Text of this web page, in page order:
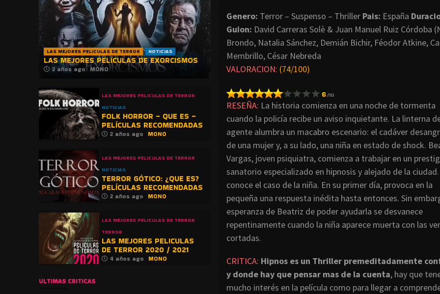
Genero: Terror – Suspenso – Thriller Pais: España
Guion: David Carreras Solè & Juan Manuel Ruiz Córdoba
Brondo, Natalia Sánchez, Demián Bichir, Féodor Atkine,
Membrillo, César Nebreda
VALORACION: (74/100)
RESEÑA: La historia comienza en una noche de tormenta
cuando la policía recibe un aviso inquietante. La linterna
agente alumbra un macabro escenario: el cadáver
de una mujer y, a su lado, una niña en estado de shock.
Vargas, joven psiquiatra, comienza a trabajar en un
sanatorio especializado en hipnosis y alejado de la
conoce el caso de la niña. En su primer día, provoca en la
pequeña una respuesta inédita hasta entonces. Sin
esperanza de Beatriz de poder ayudarla se desvanece
repentinamente cuando la niña aparece muerta con las
cortadas.
CRITICA: Hipnos es un Thriller premeditadamente
y donde hay que pensar mas de la cuenta, hay que
mucho interés en la película como para llegar a
LAS MEJORES PELICULAS DE TERROR NOTICIAS
LAS MEJORES PELÍCULAS DE EXORCISMOS
2 años ago MONO
LAS MEJORES PELICULAS DE TERROR
NOTICIAS
FOLK HORROR – QUE ES –
PELÍCULAS RECOMENDADAS
2 años ago MONO
LAS MEJORES PELICULAS DE TERROR
NOTICIAS
TERROR GÓTICO: ¿QUE ES?
PELÍCULAS RECOMENDADAS
2 años ago MONO
LAS MEJORES PELICULAS DE TERROR
TERROR
LAS MEJORES PELICULAS
DE TERROR 2020 / 2021
4 años ago MONO
ULTIMAS CRITICAS